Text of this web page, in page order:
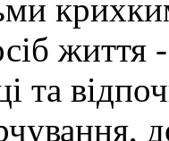
життя
та